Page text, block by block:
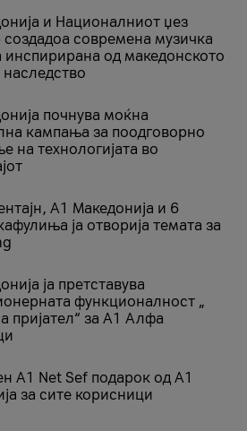
и Националниот џез
создадоа современа музичка
инспирирана од македонското
наследство
почнува моќна
кампања за поодговорно
на технологијата во
A1 Македонија и 6
ја отворија темата за
ја претставува
функционалност „
пријател“ за А1 Алфа
A1 Net Sеf подарок од А1
за сите корисници